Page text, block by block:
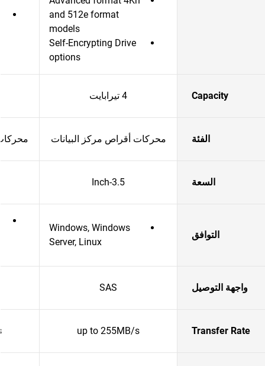
and 512e format
models
Self-Encrypting Drive
options
Capacity 4 تيرابايت
الفئة محركات أقراص مركز البيانات
السعة 3.5-Inch
التوافق
Windows, Windows
Server, Linux
واجهة التوصيل SAS
Transfer Rate
up to 255MB/s